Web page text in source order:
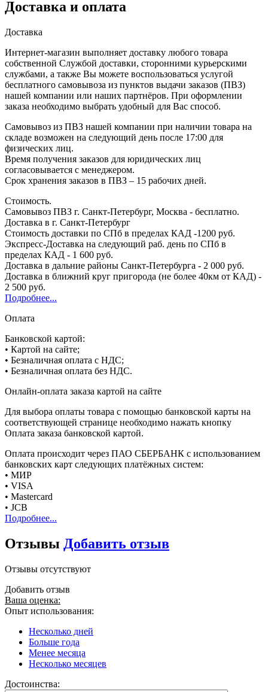
Доставка и оплата
Доставка
Интернет-магазин выполняет доставку любого товара
собственной Службой доставки, сторонними курьерскими
службами, а также Вы можете воспользоваться услугой
бесплатного самовывоза из пунктов выдачи заказов (ПВЗ)
нашей компании или наших партнёров. При оформлении
заказа необходимо выбрать удобный для Вас способ.
Самовывоз из ПВЗ нашей компании при наличии товара на
складе возможен на следующий день после 17:00 для
физических лиц.
Время получения заказов для юридических лиц
согласовывается с менеджером.
Срок хранения заказов в ПВЗ – 15 рабочих дней.
Стоимость.
Самовывоз ПВЗ г. Санкт-Петербург, Москва - бесплатно.
Доставка в г. Санкт-Петербург
Стоимость доставки по СПб в пределах КАД -1200 руб.
Экспресс-Доставка на следующий раб. день по СПб в
пределах КАД - 1 600 руб.
Доставка в дальние районы Санкт-Петербурга - 2 000 руб.
Доставка в ближний круг пригорода (не более 40км от КАД) -
2 500 руб.
Подробнее...
Оплата
Банковской картой:
• Картой на сайте;
• Безналичная оплата с НДС;
• Безналичная оплата без НДС.
Онлайн-оплата заказа картой на сайте
Для выбора оплаты товара с помощью банковской карты на
соответствующей странице необходимо нажать кнопку
Оплата заказа банковской картой.
Оплата происходит через ПАО СБЕРБАНК с использованием
банковских карт следующих платёжных систем:
• МИР
• VISA
• Mastercard
• JCB
Подробнее...
Отзывы Добавить отзыв
Отзывы отсутствуют
Добавить отзыв
Ваша оценка:
Опыт использования:
Несколько дней
Больше года
Менее месяца
Несколько месяцев
Достоинства: